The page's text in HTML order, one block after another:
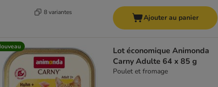
8 variantes
Ajouter au panier
Lot économique Animonda
Carny Adulte 64 x 85 g
Poulet et fromage